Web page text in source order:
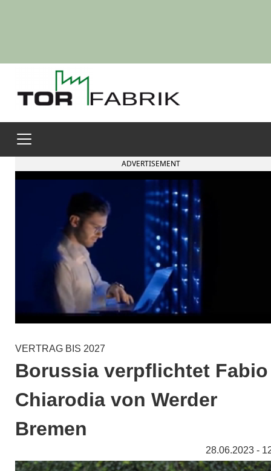
ADVERTISEMENT
VERTRAG BIS 2027
Borussia verpflichtet Fabio
Chiarodia von Werder
Bremen
28.06.2023 -